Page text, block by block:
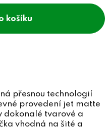
košíku
přesnou technologií
provedení jet matte
dokonalé tvarové a
vhodná na šité a